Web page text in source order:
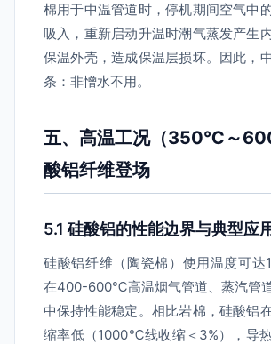
棉用于中温管道时，停机期间空气中
吸入，重新启动升温时潮气蒸发产生
保温外壳，造成保温层损坏。因此，
条：非憎水不用。
五、高温工况（350℃～
酸铝纤维登场
5.1 硅酸铝的性能边界与典型应
硅酸铝纤维（陶瓷棉）使用温度可
在400-600℃高温烟气管道、蒸汽管
中保持性能稳定。相比岩棉，硅酸铝
缩率低（1000℃线收缩＜3%），导